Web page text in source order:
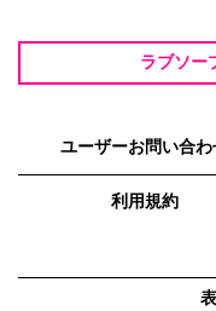
ラブソー
ユーザーお問い合わ
利用規約